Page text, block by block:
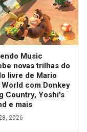
Music
novas trilhas do
livre de Mario
World com Donkey
Country, Yoshi's
e mais
2026